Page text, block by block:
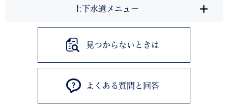
上下水道メニュー
見つからないときは
よくある質問と回答